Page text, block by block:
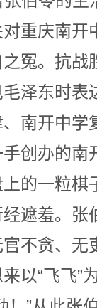
重庆南开
冤。抗战
泽东时
南开中学
创办的南
的一粒棋
遮羞。张
不贪、无
以“飞飞”